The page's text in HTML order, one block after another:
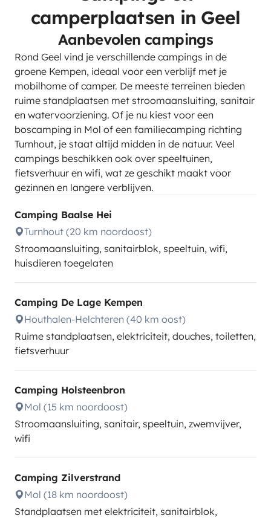
camperplaatsen in Geel
Aanbevolen campings
Rond Geel vind je verschillende campings in de
groene Kempen, ideaal voor een verblijf met je
mobilhome of camper. De meeste terreinen bieden
ruime standplaatsen met stroomaansluiting, sanitair
en watervoorziening. Of je nu kiest voor een
boscamping in Mol of een familiecamping richting
Turnhout, je staat altijd midden in de natuur. Veel
campings beschikken ook over speeltuinen,
fietsverhuur en wifi, wat ze geschikt maakt voor
gezinnen en langere verblijven.
Camping Baalse Hei
Turnhout (20 km noordoost)
Stroomaansluiting, sanitairblok, speeltuin, wifi,
huisdieren toegelaten
Camping De Lage Kempen
Houthalen-Helchteren (40 km oost)
Ruime standplaatsen, elektriciteit, douches, toiletten,
fietsverhuur
Camping Holsteenbron
Mol (15 km noordoost)
Stroomaansluiting, sanitair, speeltuin, zwemvijver,
wifi
Camping Zilverstrand
Mol (18 km noordoost)
Standplaatsen met elektriciteit, sanitairblok,